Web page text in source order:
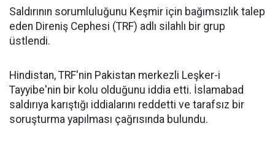
Saldırının sorumluluğunu Keşmir için bağımsızlık talep
eden Direniş Cephesi (TRF) adlı silahlı bir grup
üstlendi.
Hindistan, TRF'nin Pakistan merkezli Leşker-i
Tayyibe'nin bir kolu olduğunu iddia etti. İslamabad
saldırıya karıştığı iddialarını reddetti ve tarafsız bir
soruşturma yapılması çağrısında bulundu.